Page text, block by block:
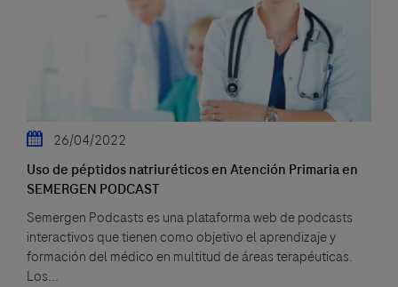
26/04/2022
Uso de péptidos natriuréticos en Atención Primaria en
SEMERGEN PODCAST
Semergen Podcasts es una plataforma web de podcasts
interactivos que tienen como objetivo el aprendizaje y
formación del médico en multitud de áreas terapéuticas.
Los...